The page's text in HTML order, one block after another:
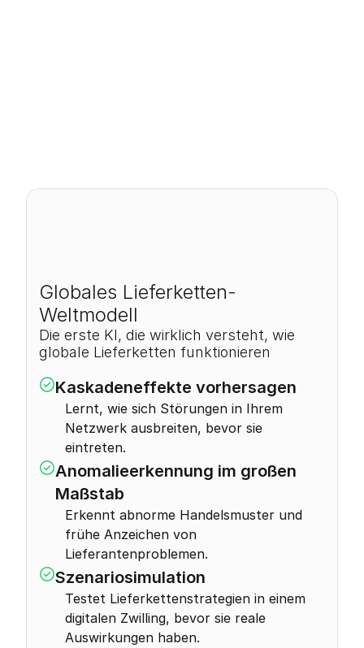
Globales Lieferketten-
Weltmodell
Die erste KI, die wirklich versteht, wie
globale Lieferketten funktionieren
Kaskadeneffekte vorhersagen
Lernt, wie sich Störungen in Ihrem
Netzwerk ausbreiten, bevor sie
eintreten.
Anomalieerkennung im großen
Maßstab
Erkennt abnorme Handelsmuster und
frühe Anzeichen von
Lieferantenproblemen.
Szenariosimulation
Testet Lieferkettenstrategien in einem
digitalen Zwilling, bevor sie reale
Auswirkungen haben.